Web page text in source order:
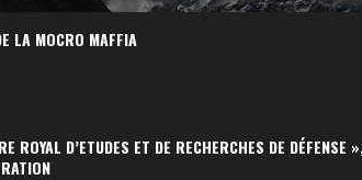
LA MOCRO MAFFIA
D’ETUDES ET DE RECHERCHES DE DÉFENSE